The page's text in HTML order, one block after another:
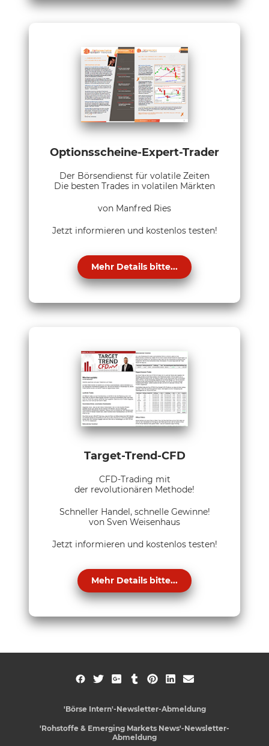
Optionsscheine-Expert-Trader
Der Börsendienst für volatile Zeiten
Die besten Trades in volatilen Märkten
von Manfred Ries
Jetzt informieren und kostenlos testen!
Mehr Details bitte...
Target-Trend-CFD
CFD-Trading mit
der revolutionären Methode!
Schneller Handel, schnelle Gewinne!
von Sven Weisenhaus
Jetzt informieren und kostenlos testen!
Mehr Details bitte...
'Börse Intern'-Newsletter-Abmeldung
'Rohstoffe & Emerging Markets News'-Newsletter-
Abmeldung